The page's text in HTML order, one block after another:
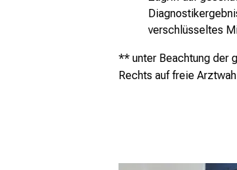
verschlüsseltes
** unter Beachtung der
Rechts auf freie Arztwahl